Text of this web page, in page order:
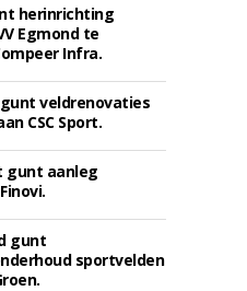
herinrichting
Egmond te
Infra.
veldrenovaties
CSC Sport.
gunt aanleg
gunt
sportvelden